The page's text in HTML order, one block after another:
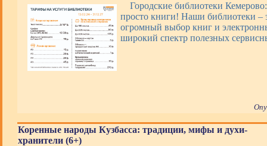
Городские библиотеки
просто книги! Наши библиотеки –
огромный выбор книг и
широкий спектр полезных
Коренные народы Кузбасса: традиции, мифы и духи-
хранители (6+)